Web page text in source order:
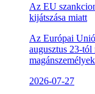
Az EU
kijátszása miatt
Az Európai
augusztus 23-
2026-07-27